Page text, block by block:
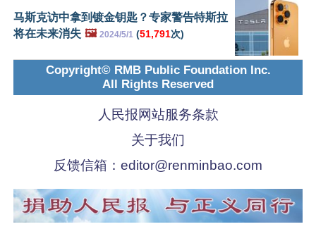
马斯克访中拿到镀金钥匙？专家警告特斯拉
将在未来消失 🖼️ 2024/5/1 (51,791次)
Copyright© RMB Public Foundation Inc.
All Rights Reserved
人民报网站服务条款
关于我们
反馈信箱： editor@renminbao.com